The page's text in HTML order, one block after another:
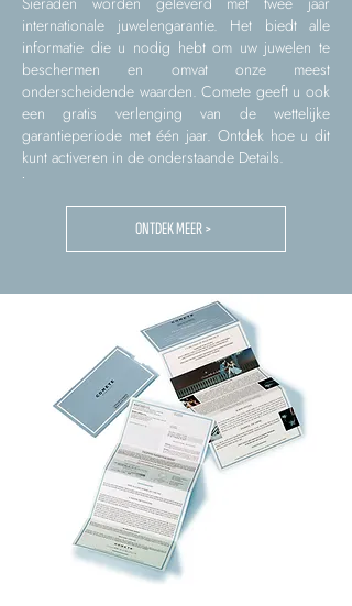
internationale juwelengarantie. Het biedt alle
informatie die u nodig hebt om uw juwelen te
beschermen en omvat onze meest
onderscheidende waarden. Comete geeft u ook
een gratis verlenging van de wettelijke
garantieperiode met één jaar. Ontdek hoe u dit
kunt activeren in de onderstaande Details.
ONTDEK MEER >